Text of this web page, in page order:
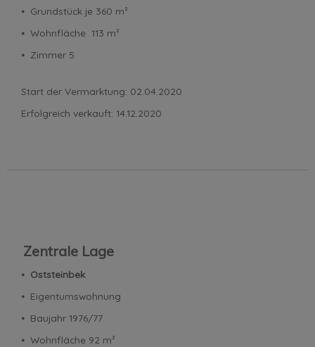
⦁ Grundstück je 360 m²
⦁ Wohnfläche 113 m²
⦁ Zimmer 5
Start der Vermarktung: 02.04.2020
Erfolgreich verkauft: 14.12.2020
Zentrale Lage
⦁ Oststeinbek
⦁ Eigentumswohnung
⦁ Baujahr 1976/77
⦁ Wohnfläche 92 m²